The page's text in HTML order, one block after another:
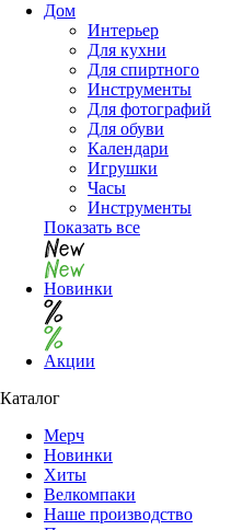
Дом
Интерьер
Для кухни
Для спиртного
Инструменты
Для фотографий
Для обуви
Календари
Игрушки
Часы
Инструменты
Показать все
Новинки
Акции
Каталог
Мерч
Новинки
Хиты
Велкомпаки
Наше производство